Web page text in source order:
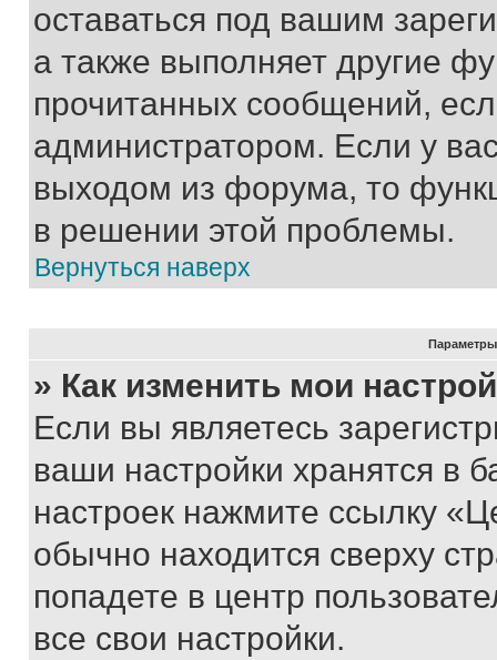
оставаться под вашим
а также выполняет другие
прочитанных сообщений,
администратором. Если у
выходом из форума, то
в решении этой проблемы.
Вернуться наверх
Параметры
» Как изменить мои
Если вы являетесь
ваши настройки хранятся в
настроек нажмите ссылку
обычно находится сверху
попадете в центр
все свои настройки.